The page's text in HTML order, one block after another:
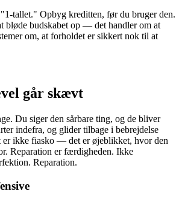
tallet." Opbyg kreditten, før du bruger den.
bløde budskabet op — det handler om at
om, at forholdet er sikkert nok til at
går skævt
Du siger den sårbare ting, og de bliver
indefra, og glider tilbage i bebrejdelse
ikke fiasko — det er øjeblikket, hvor den
Reparation er færdigheden. Ikke
Reparation.